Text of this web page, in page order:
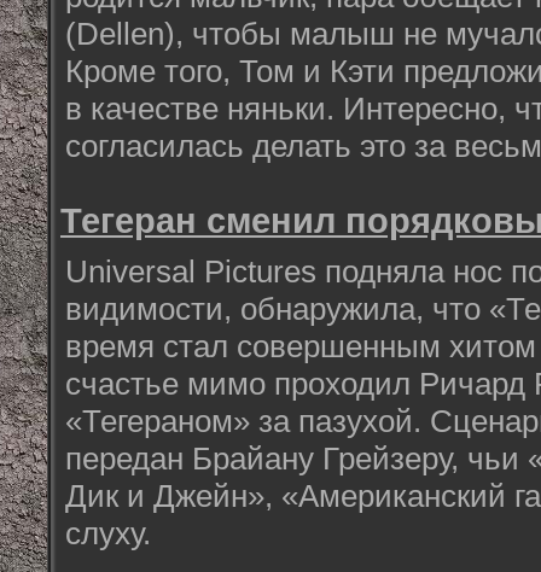
(Dellen), чтобы малыш не
Кроме того, Том и Кэти
в качестве няньки. Интересно,
согласилась делать это за
Тегеран сменил
Universal Pictures подняла нос
видимости, обнаружила, что
время стал совершенным хитом
счастье мимо проходил Ричард
«Тегераном» за пазухой.
передан Брайану Грейзеру,
Дик и Джейн», «Американский
слуху.